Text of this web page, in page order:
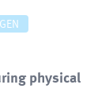
physical